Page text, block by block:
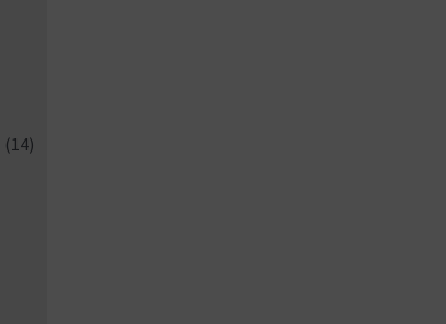
(14)